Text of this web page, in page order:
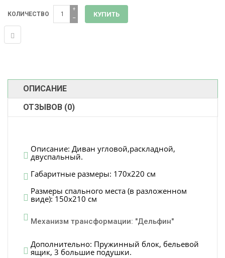
КОЛИЧЕСТВО −
+
ОПИСАНИЕ
ОТЗЫВОВ (0)
Описание: Диван угловой,раскладной,
двуспальный.
Габаритные размеры: 170х220 см
Размеры спального места (в разложенном
виде): 150х210 см
Механизм трансформации: "Дельфин"
Дополнительно: Пружинный блок, бельевой
ящик, 3 большие подушки.